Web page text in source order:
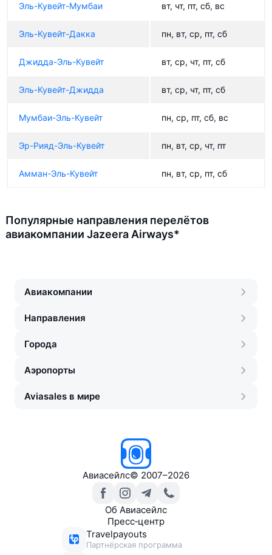
Эль-Кувейт-Мумбаи вт, чт, пт, сб, вс
Эль-Кувейт-Дакка пн, вт, ср, пт, сб
Джидда-Эль-Кувейт вт, ср, чт, пт, сб
Эль-Кувейт-Джидда вт, ср, чт, пт, сб
Мумбаи-Эль-Кувейт пн, ср, пт, сб, вс
Эр-Рияд-Эль-Кувейт пн, вт, ср, чт, пт
Амман-Эль-Кувейт пн, вт, ср, пт, сб
Популярные направления перелётов
авиакомпании Jazeera Airways*
Авиакомпании
Направления
Города
Аэропорты
Aviasales в мире
Авиасейлс© 2007–2026
Об Авиасейлс
Пресс‑центр
Travelpayouts
Партнёрская программа